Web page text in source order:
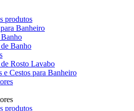
produtos
Banheiro
Banho
Rosto Lavabo
e Cestos para Banheiro
produtos